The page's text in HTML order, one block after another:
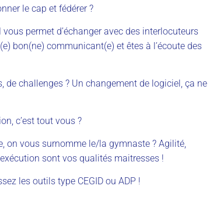
rle cap et fédérer ?
permet d’échanger avec des interlocuteurs
(e) bon(ne) communicant(e) et êtes à l’écoute des
de challenges ? Un changement de logiciel, ça ne
c’est tout vous ?
on vous surnomme le/la gymnaste ? Agilité,
sont vos qualités maitresses !
les outils type CEGID ou ADP !